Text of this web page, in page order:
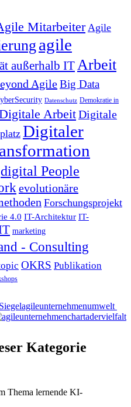
Mitarbeiter Agile
agile
außerhalb IT Arbeit
AgileBig Data
Datenschutz Demokratie in
ArbeitDigitale
Digitaler
digital People
evolutionäre
Forschungsprojekt
4.0 IT-Architektur IT-
marketing
- Consulting
OKRS Publikation
Kategorie